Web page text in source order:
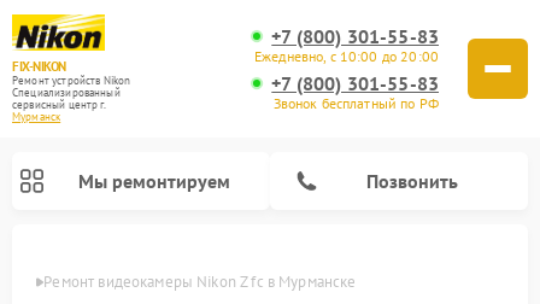
FIX-NIKON
Ремонт устройств Nikon
Специализированный
cервисный центр г.
Мурманск
+7 (800) 301-55-83
Ежедневно, с 10:00 до 20:00
+7 (800) 301-55-83
Звонок бесплатный по РФ
Мы ремонтируем Позвонить
Ремонт видеокамеры Nikon Z fc в Мурманске